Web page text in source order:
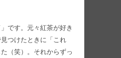
です。元々紅茶が好き
つけたときに「これ
（笑）。それからずっ